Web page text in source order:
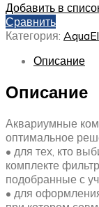
Добавить в
Сравнить
Категория: AquaEl
Описание
Описание
Аквариумные
оптимальное
• для тех, кто
комплекте
подобранные с
• для